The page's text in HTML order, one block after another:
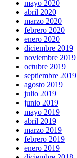
mayo 2020
abril 2020
marzo 2020
febrero 2020
enero 2020
diciembre 2019
noviembre 2019
octubre 2019
septiembre 2019
agosto 2019
julio 2019
junio 2019
mayo 2019
abril 2019
marzo 2019
febrero 2019
enero 2019